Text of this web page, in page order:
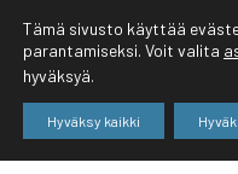
Tämä sivusto käyttää
parantamiseksi. Voit valita
hyväksyä.
Hyväksy kaikki